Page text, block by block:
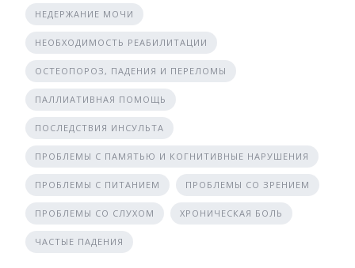
НЕДЕРЖАНИЕ МОЧИ
НЕОБХОДИМОСТЬ РЕАБИЛИТАЦИИ
ОСТЕОПОРОЗ, ПАДЕНИЯ И ПЕРЕЛОМЫ
ПАЛЛИАТИВНАЯ ПОМОЩЬ
ПОСЛЕДСТВИЯ ИНСУЛЬТА
ПРОБЛЕМЫ С ПАМЯТЬЮ И КОГНИТИВНЫЕ НАРУШЕНИЯ
ПРОБЛЕМЫ С ПИТАНИЕМ ПРОБЛЕМЫ СО ЗРЕНИЕМ
ПРОБЛЕМЫ СО СЛУХОМ ХРОНИЧЕСКАЯ БОЛЬ
ЧАСТЫЕ ПАДЕНИЯ